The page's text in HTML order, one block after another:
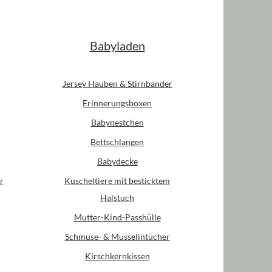
Babyladen
Jersey Hauben & Stirnbänder
Erinnerungsboxen
Babynestchen
Bettschlangen
Babydecke
Kuscheltiere mit besticktem
Halstuch
Mutter-Kind-Passhülle
Schmuse- & Musselintücher
Kirschkernkissen